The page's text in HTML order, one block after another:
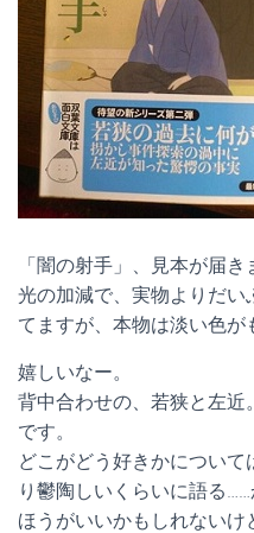
「闇の射手」、見本が届き
光の加減で、実物よりだい
てますが、本物は淡い色が
嬉しいなー。
背中合わせの、若狭と左
です。
どこがどう好きかについ
り鬱陶しいくらいに語る
ほうがいいかもしれないけ